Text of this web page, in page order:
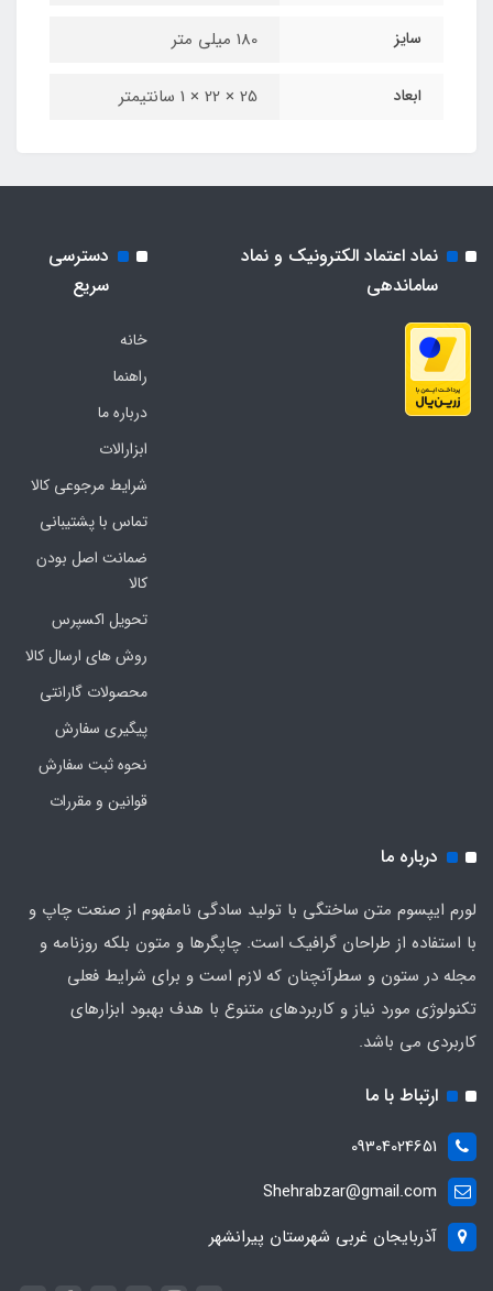
سایز 180 میلی متر
ابعاد 25 × 22 × 1 سانتیمتر
نماد اعتماد الکترونیک و نماد
ساماندهی
دسترسی
سریع
خانه
راهنما
درباره ما
ابزارالات
شرایط مرجوعی کالا
تماس با پشتیبانی
ضمانت اصل بودن
کالا
تحویل اکسپرس
روش های ارسال کالا
محصولات گارانتی
پیگیری سفارش
نحوه ثبت سفارش
قوانین و مقررات
درباره ما
لورم ایپسوم متن ساختگی با تولید سادگی نامفهوم از صنعت چاپ و
با استفاده از طراحان گرافیک است. چاپگرها و متون بلکه روزنامه و
مجله در ستون و سطرآنچنان که لازم است و برای شرایط فعلی
تکنولوژی مورد نیاز و کاربردهای متنوع با هدف بهبود ابزارهای
کاربردی می باشد.
ارتباط با ما
09304024651
Shehrabzar@gmail.com
آذربایجان غربی شهرستان پیرانشهر